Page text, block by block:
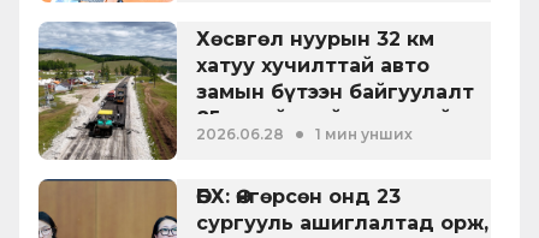
Хөсвгөл нуурын 32 км
хатуу хучилттай авто
замын бүтээн байгуулалт
85 хувийн гүйцэтгэлтэй
үргэлжилж байна
2026.06.28 • 1 мин унших
ӨБХ: Өнгөрсөн онд 23
сургууль ашиглалтад орж,